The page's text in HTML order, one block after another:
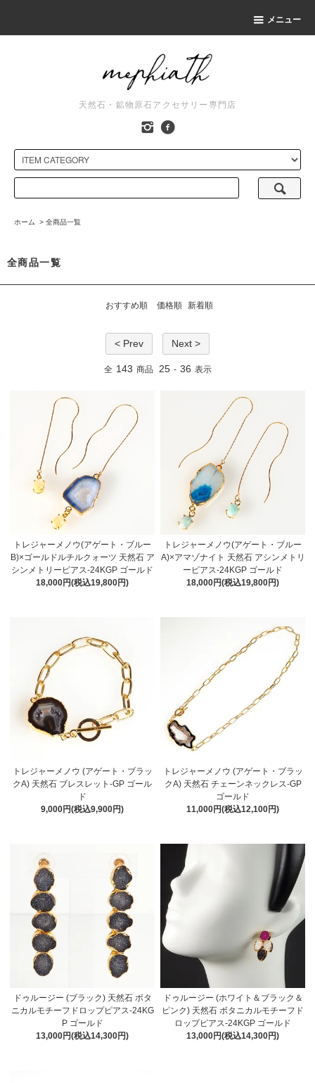
メニュー
天然石・鉱物原石アクセサリー専門店
ホーム > 全商品一覧
全商品一覧
おすすめ順 価格順 新着順
< Prev Next >
全 143 商品 25 - 36 表示
トレジャーメノウ(アゲート・ブルー
B)×ゴールドルチルクォーツ 天然石 ア
シンメトリーピアス-24KGP ゴールド
18,000円(税込19,800円)
トレジャーメノウ(アゲート・ブルー
A)×アマゾナイト 天然石 アシンメトリ
ーピアス-24KGP ゴールド
18,000円(税込19,800円)
トレジャーメノウ (アゲート・ブラッ
クA) 天然石 ブレスレット-GP ゴール
ド
9,000円(税込9,900円)
トレジャーメノウ (アゲート・ブラッ
クA) 天然石 チェーンネックレス-GP
ゴールド
11,000円(税込12,100円)
ドゥルージー (ブラック) 天然石 ボタ
ニカルモチーフドロップピアス-24KG
P ゴールド
13,000円(税込14,300円)
ドゥルージー (ホワイト＆ブラック＆
ピンク) 天然石 ボタニカルモチーフド
ロップピアス-24KGP ゴールド
13,000円(税込14,300円)